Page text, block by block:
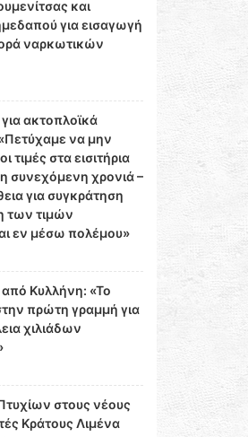
και
για εισαγωγή
ναρκωτικών
για ακτοπλοϊκά
«Πετύχαμε να μην
τιμές στα εισιτήρια
συνεχόμενη χρονιά –
για συγκράτηση
των τιμών
εν μέσω πολέμου»
από Κυλλήνη: «Το
πρώτη γραμμή για
χιλιάδων
στους νέους
Κράτους Λιμένα